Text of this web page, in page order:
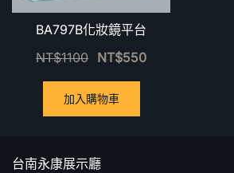
BA797B化妝鏡平台
NT$1100 NT$550
加入購物車
台南永康展示廳